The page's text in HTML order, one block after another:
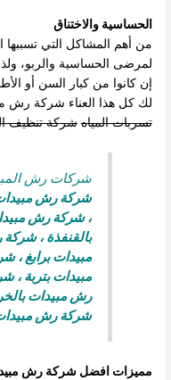
الحساسية والاختناق
من أهم المشاكل التي تسببها
لمرضى الحساسية والربو،
إن كانوا من كبار السن أو
لك كل هذا العناء شركة رش
تسربات المياه شركة تنظيف
شركات رش
شركة رش
،شركة رش
بالقنفذة،شركة
مبيدات برابغ،
مبيدات بتربة،
رش مبيدات
شركة رش
مميزات افضلشركة رش